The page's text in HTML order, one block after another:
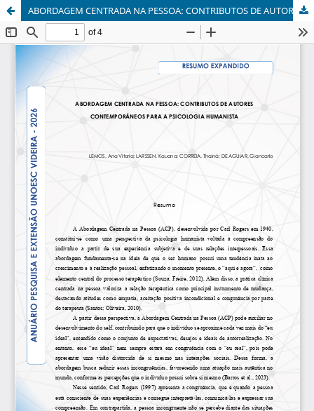
ABORDAGEM CENTRADA NA PESSOA: CONTRIBUTOS DE AUTORES CONTEMPORÂNEOS PARA A PSICOLOGIA HUMANISTA